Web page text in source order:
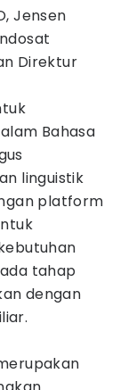
Jensen
Direktur
Bahasa
linguistik
platform
tahap
dengan